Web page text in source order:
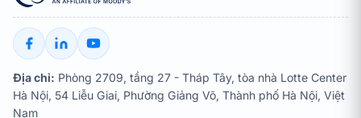
Địa chỉ: Phòng 2709, tầng 27 - Tháp Tây, tòa nhà Lotte Center
Hà Nội, 54 Liễu Giai, Phường Giảng Võ, Thành phố Hà Nội, Việt
Nam